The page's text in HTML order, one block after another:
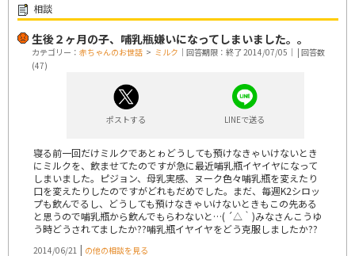
相談
生後２ヶ月の子、哺乳瓶嫌いになってしまいました。。
カテゴリー： 赤ちゃんのお世話 > ミルク ｜回答期限：終了 2014/07/05｜ | 回答数
(47)
ポストする LINEで送る
寝る前一回だけミルクであとゎどうしても預けなきゃいけないとき
にミルクを、飲ませてたのですが急に最近哺乳瓶イヤイヤになって
しまいました。ピジョン、母乳実感、ヌーク色々哺乳瓶を変えたり
口を変えたりしたのですがどれもだめでした。まだ、毎週K2シロッ
プも飲んでるし、どうしても預けなきゃいけないときもこの先ある
と思うので哺乳瓶から飲んでもらわないと…( ´△｀)みなさんこうゆ
う時どうされてましたか??哺乳瓶イヤイヤをどう克服しましたか??
2014/06/21 | の他の相談を見る